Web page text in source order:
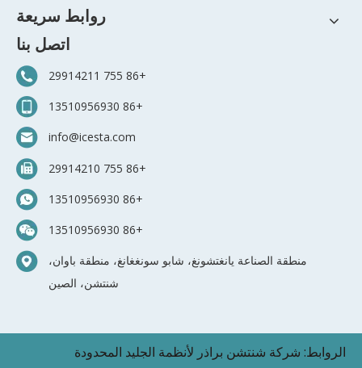
روابط سريعة
اتصل بنا
+86 755 29914211
+86 13510956930
info@icesta.com
+86 755 29914210
+86 13510956930
+86 13510956930
منطقة الصناعة يانغتشونغ، شابو سونغغانغ، منطقة باوان،
شنتشن، الصين
الروابط: شركة شنتشن براذر لأنظمة الجليد المحدودة